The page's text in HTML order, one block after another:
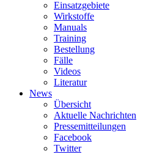
Einsatzgebiete
Wirkstoffe
Manuals
Training
Bestellung
Fälle
Videos
Literatur
News
Übersicht
Aktuelle Nachrichten
Pressemitteilungen
Facebook
Twitter